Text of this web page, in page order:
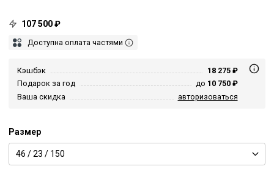
107 500 ₽
Доступна оплата частями
Кэшбэк
18 275 ₽
Подарок за год
до 10 750 ₽
Ваша скидка
авторизоваться
Размер
46 / 23 / 150